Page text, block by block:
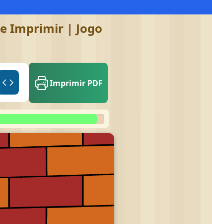
Imprimir | Jogo
Imprimir PDF